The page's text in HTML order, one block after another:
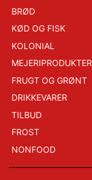
BRØD
KØD OG FISK
KOLONIAL
MEJERIPRODUKTER
FRUGT OG GRØNT
DRIKKEVARER
TILBUD
FROST
NONFOOD